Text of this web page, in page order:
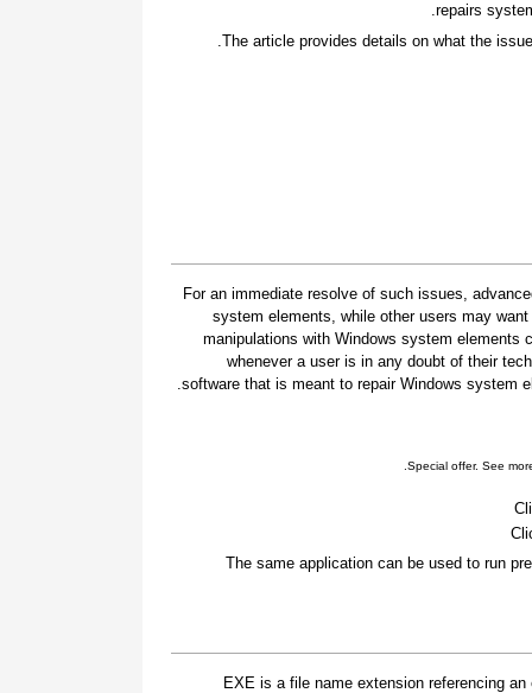
repairs
The article provides details on what the
For an immediate resolve of such issues,
system elements, while other users may
manipulations with Windows system elements
whenever a user is in any doubt of their
software that is meant to repair Windows system
Special offer. See
The same application can be used to run
.EXE is a file name extension referencing